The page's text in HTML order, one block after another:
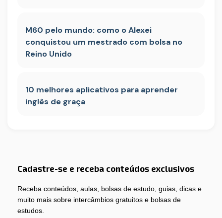
M60 pelo mundo: como o Alexei
conquistou um mestrado com bolsa no
Reino Unido
10 melhores aplicativos para aprender
inglês de graça
Cadastre-se e receba conteúdos exclusivos
Receba conteúdos, aulas, bolsas de estudo, guias, dicas e
muito mais sobre intercâmbios gratuitos e bolsas de
estudos.